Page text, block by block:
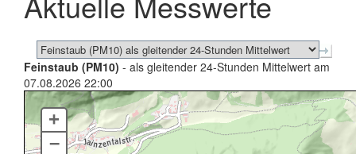
Feinstaub (PM10) - als gleitender 24-Stunden Mittelwert am
07.08.2026 22:00
+
–